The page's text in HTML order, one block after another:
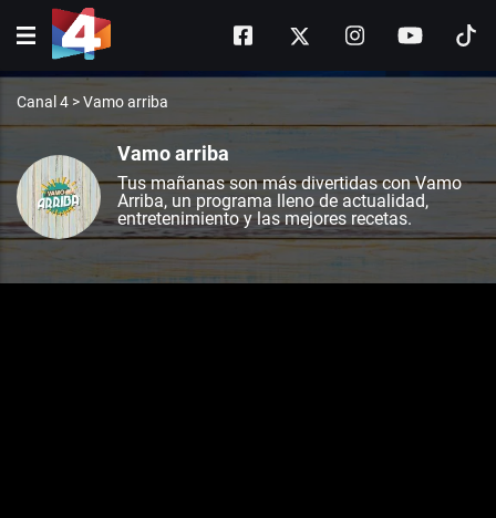
Canal 4 >Vamo arriba
Vamo arriba
Tus mañanas son más divertidas con Vamo
Arriba, un programa lleno de actualidad,
entretenimiento y las mejores recetas.